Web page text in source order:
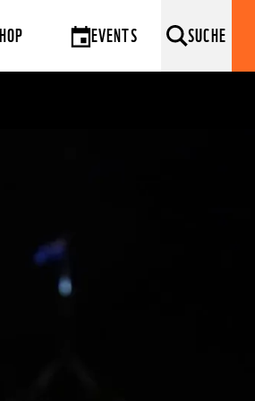
EVENTS SUCHE